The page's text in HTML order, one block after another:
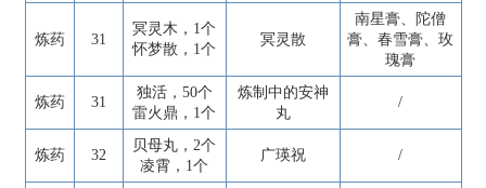
炼药 31
冥灵木，1个
怀梦散，1个
冥灵散
南星膏、陀僧
膏、春雪膏、玫
瑰膏
炼药 31
独活，50个
雷火鼎，1个
炼制中的安神
丸
/
炼药 32
贝母丸，2个
凌霄，1个
广瑛祝 /